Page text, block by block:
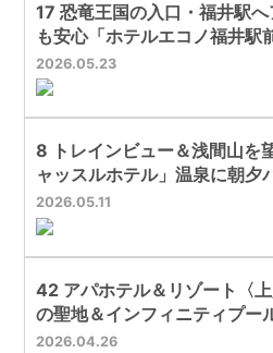
2026 05 23
17 恐竜王国の入口・福井駅
も安心「ホテルエコノ福井駅
2026 05 11
8 トレインビュー＆浅間山を
ャッスルホテル」温泉に朝夕
2026 04 26
42 アパホテル＆リゾート〈
の聖地＆インフィニティプー